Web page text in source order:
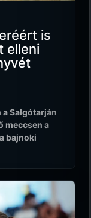
is
elleni
a Salgótarján
meccsen a
bajnoki